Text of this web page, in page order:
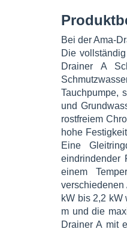
Bei der Ama-
Die
Drainer A
Tauchpumpe,
und
rostfreiem
hohe
Eine
eindrindender
einem
kW bis 2,2 kW
m und die
Drainer A mit